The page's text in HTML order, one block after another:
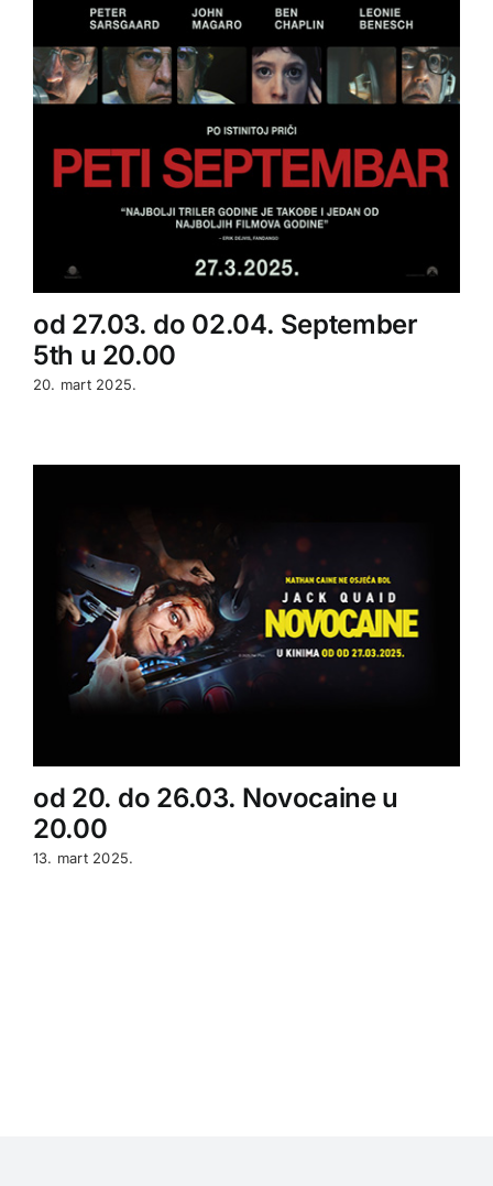
od 27.03. do 02.04. September
5th u 20.00
20. mart 2025.
od 20. do 26.03. Novocaine u
20.00
13. mart 2025.